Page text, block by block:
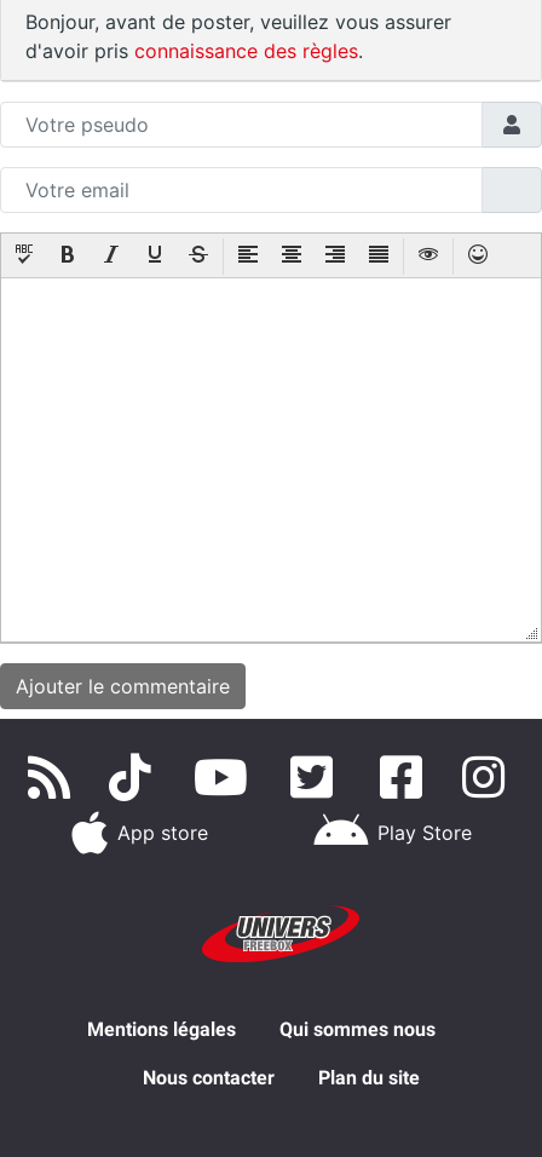
Bonjour, avant de poster, veuillez vous assurer
d'avoir pris connaissance des règles.
App store Play Store
Mentions légales Qui sommes nous
Nous contacter Plan du site